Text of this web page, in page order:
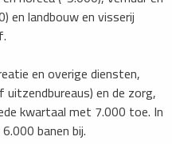
en landbouw en visserij
en overige diensten,
uitzendbureaus) en de zorg,
kwartaal met 7.000 toe. In
banen bij.